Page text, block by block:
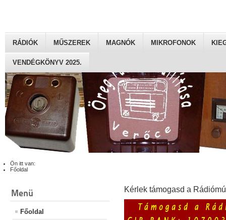
RÁDIÓK MŰSZEREK MAGNÓK MIKROFONOK
VENDÉGKÖNYV 2025.
Ön itt van:
Főoldal
Menü
Főoldal
Kérlek támogasd a